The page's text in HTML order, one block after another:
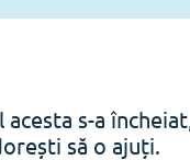
s-a
să o ajuți.